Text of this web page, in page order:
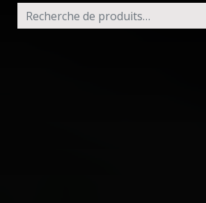
Recherche pour :